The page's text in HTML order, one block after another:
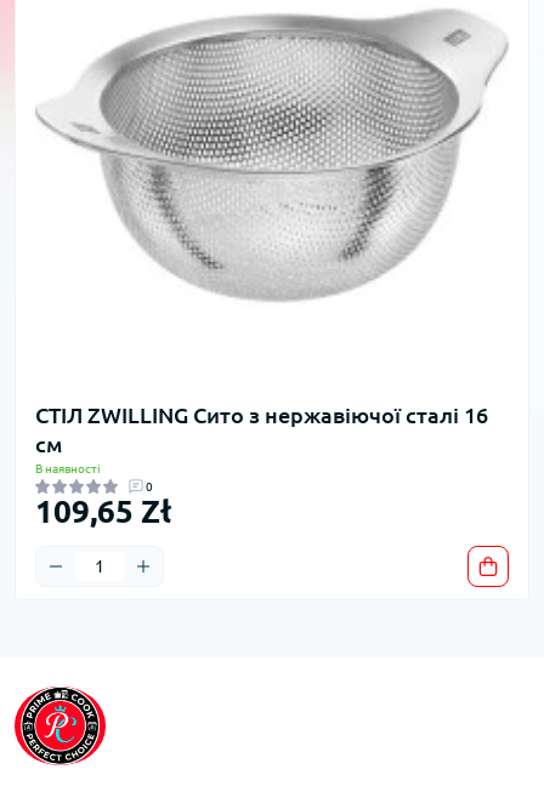
СТІЛ ZWILLING Сито з нержавіючої сталі 16
см
В наявності
0
109,65 Zł